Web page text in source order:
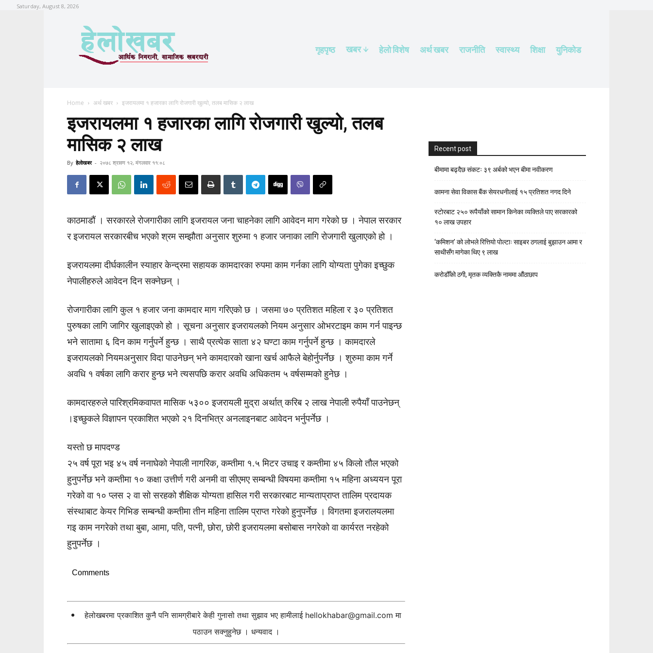
Saturday, August 8, 2026
गृहपृष्ठ खबर हेलाे विशेष अर्थ खबर राजनीति स्वास्थ्य शिक्षा युनिकोड
Home अर्थ खबर इजरायलमा १ हजारका लागि रोजगारी खुल्यो, तलब मासिक २ लाख
इजरायलमा १ हजारका लागि रोजगारी खुल्यो, तलब
मासिक २ लाख
By हेलाेखबर - २०७८ श्रावण १२, मंगलवार ११:०८
काठमाडौं । सरकारले रोजगारीका लागि इजरायल जना चाहनेका लागि आवेदन माग गरेको छ । नेपाल सरकार
र इजरायल सरकारबीच भएको श्रम सम्झौता अनुसार शुरुमा १ हजार जनाका लागि रोजगारी खुलाएको हो ।
इजरायलमा दीर्घकालीन स्याहार केन्द्रमा सहायक कामदारका रुपमा काम गर्नका लागि योग्यता पुगेका इच्छुक
नेपालीहरुले आवेदन दिन सक्नेछन् ।
रोजगारीका लागि कुल १ हजार जना कामदार माग गरिएको छ । जसमा ७० प्रतिशत महिला र ३० प्रतिशत
पुरुषका लागि जागिर खुलाइएको हो । सूचना अनुसार इजरायलको नियम अनुसार ओभरटाइम काम गर्न पाइन्छ
भने सातामा ६ दिन काम गर्नुपर्ने हुन्छ । साथै प्रत्येक साता ४२ घण्टा काम गर्नुपर्ने हुन्छ । कामदारले
इजरायलको नियमअनुसार विदा पाउनेछन् भने कामदारको खाना खर्च आफैले बेहोर्नुपर्नेछ । शुरुमा काम गर्ने
अवधि १ वर्षका लागि करार हुन्छ भने त्यसपछि करार अवधि अधिकतम ५ वर्षसम्मको हुनेछ ।
कामदारहरुले पारिश्रमिकवापत मासिक ५३०० इजरायली मुद्रा अर्थात् करिब २ लाख नेपाली रुपैयाँ पाउनेछन्
।इच्छुकले विज्ञापन प्रकाशित भएको २१ दिनभित्र अनलाइनबाट आवेदन भर्नुपर्नेछ ।
यस्तो छ मापदण्ड
२५ वर्ष पूरा भइ ४५ वर्ष ननाघेको नेपाली नागरिक, कम्तीमा १.५ मिटर उचाइ र कम्तीमा ४५ किलो तौल भएको
हुनुपर्नेछ भने कम्तीमा १० कक्षा उत्तीर्ण गरी अनमी वा सीएमए सम्बन्धी विषयमा कम्तीमा १५ महिना अध्ययन पूरा
गरेको वा १० प्लस २ वा सो सरहको शैक्षिक योग्यता हासिल गरी सरकारबाट मान्यताप्राप्त तालिम प्रदायक
संस्थाबाट केयर गिभिङ सम्बन्धी कम्तीमा तीन महिना तालिम प्राप्त गरेको हुनुपर्नेछ । विगतमा इजरालयलमा
गइ काम नगरेको तथा बुबा, आमा, पति, पत्नी, छोरा, छोरी इजरायलमा बसोबास नगरेको वा कार्यरत नरहेको
हुनुपर्नेछ ।
Comments
हेलोखबरमा प्रकाशित कुनै पनि सामग्रीबारे केही गुनासो तथा सुझाव भए हामीलाई hellokhabar@gmail.com मा
पठाउन सक्नुहुनेछ । धन्यवाद ।
Recent post
बीमामा बढ्दैछ संकटः ३९ अर्बको भएन बीमा नवीकरण
कामना सेवा विकास बैंक सेयरधनीलाई १५ प्रतिशत नगद दिने
स्टाेरबाट २५० रूपैयाँको सामान किनेका व्यक्तिले पाए सरकारको
१० लाख उपहार
‘कमिशन’ को लोभले रित्तियो पोल्टाः साइबर ठगलाई बुझाउन आमा र
साथीसँग मागेका थिए ९ लाख
करोडौँको ठगी, मृतक व्यक्तिकै नाममा औंठाछाप